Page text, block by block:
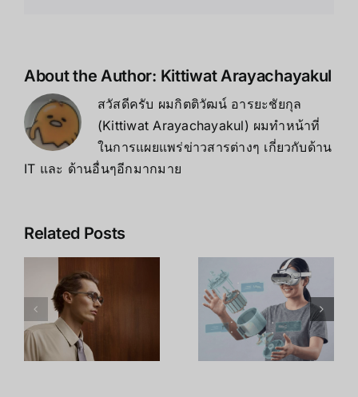
คุณ
About the Author: Kittiwat Arayachayakul
สวัสดีครับ ผมกิตติวัฒน์ อารยะชัยกุล
(Kittiwat Arayachayakul) ผมทำหน้าที่
ในการแผยแพร่ข่าวสารต่างๆ เกี่ยวกับด้าน
IT และ ด้านอื่นๆอีกมากมาย
Related PostsLeap
Motion
Controller
2: เมื่อ Hand
Tracking
กลายเป็น
เทคโนโลยีที่
D435i: สุด
ยอดกล้อง
Depth
Camera
พร้อม IMU